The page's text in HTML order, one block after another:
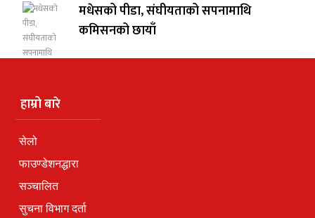
मधेसको पीडा, संघीयताको सपनामाथि
कमिसनको छायाँ
हाम्रो बारे
सेलो
फाउण्डेशनद्धारा
सञ्चालित
सुचना विभाग दर्ता